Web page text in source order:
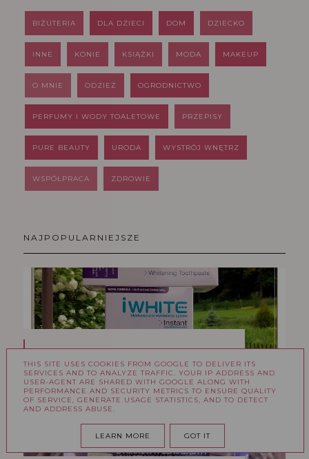
BIŻUTERIA DLA DZIECI DOM DZIECKO
INNE KONIE KSIĄŻKI MODA MAKEUP
O MNIE ODZIEŻ OGRODNICTWO
PERFUMY I WODY TOALETOWE PRZEPISY
PURE BEAUTY URODA WYSTRÓJ WNĘTRZ
WSPÓŁPRACA ZDROWIE
NAJPOPULARNIEJSZE
POMOCĄ NAKŁADEK ŻELOWYCH
THIS SITE USES COOKIES FROM GOOGLE TO DELIVER ITS
SERVICES AND TO ANALYZE TRAFFIC. YOUR IP ADDRESS AND
USER-AGENT ARE SHARED WITH GOOGLE ALONG WITH
PERFORMANCE AND SECURITY METRICS TO ENSURE QUALITY
OF SERVICE, GENERATE USAGE STATISTICS, AND TO DETECT
AND ADDRESS ABUSE.
LEARN MORE GOT IT